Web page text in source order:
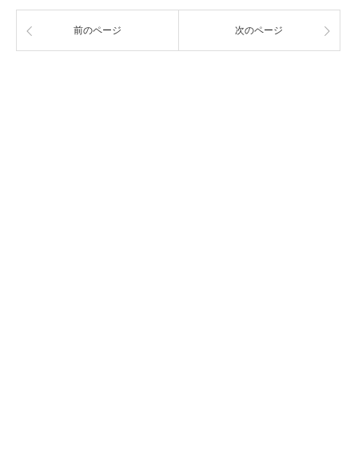
前のページ 次のページ